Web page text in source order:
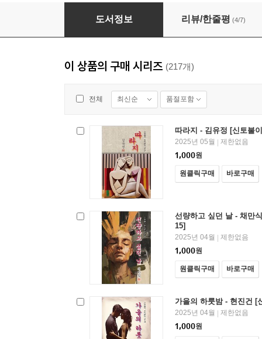
가을과 산양 - 이효석 [신토불이 우리문학 061]
도서정보 리뷰/한줄평 (4/7)
이 상품의 구매 시리즈 (217개)
전체 최신순 품절포함
따라지 - 김유정 [신토불
2025년 05월 | 제한없음
1,000원
원클릭구매 바로구매
선량하고 싶던 날 - 채만
15]
2025년 04월 | 제한없음
1,000원
원클릭구매 바로구매
가을의 하룻밤 - 현진건 [
2025년 04월 | 제한없음
1,000원